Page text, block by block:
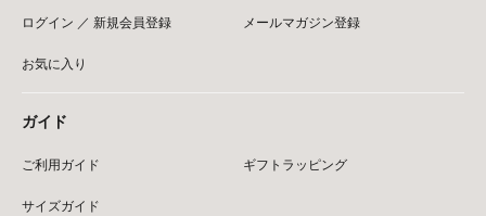
ログイン ／ 新規会員登録 メールマガジン登録
お気に入り
ガイド
ご利用ガイド ギフトラッピング
サイズガイド